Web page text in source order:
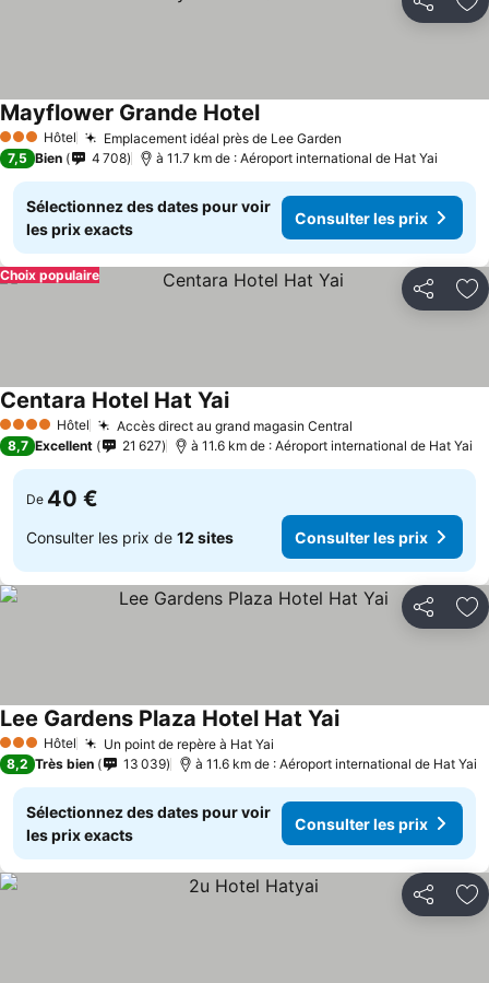
Partager
3 ÉtoilesHôtel Emplacement idéal près de Lee Garden
Mayflower Grande Hotel
7,5 Bien 4 708 à 11.7 km de : Aéroport international de Hat Yai
Sélectionnez des dates pour voir
les prix exacts
Consulter les prix
Partager
Choix populaire
4 Étoiles Hôtel Accès direct au grand magasin Central
Centara Hotel Hat Yai
8,7 Excellent 21 627 à 11.6 km de : Aéroport international de Hat Yai
De 40 €
Consulter les prix de 12 sites Consulter les prix
Partager
3 ÉtoilesHôtel Un point de repère à Hat Yai
Lee Gardens Plaza Hotel Hat Yai
8,2 Très bien 13 039 à 11.6 km de : Aéroport international de Hat Yai
Sélectionnez des dates pour voir
les prix exacts
Consulter les prix
Partager